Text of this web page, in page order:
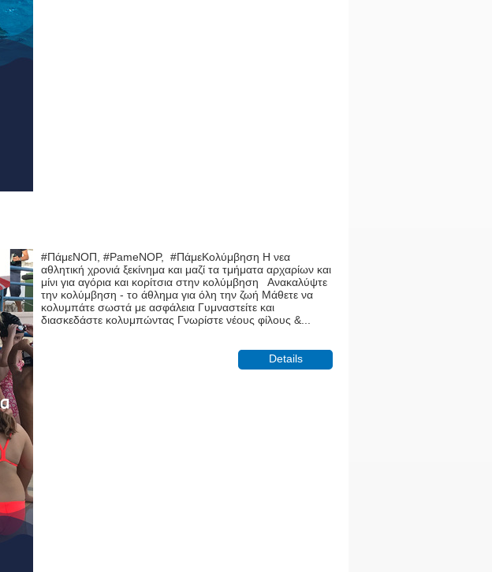
#ΠάμεΝΟΠ, #PameNOP, #ΠάμεΚολύμβηση Η νεα
αθλητική χρονιά ξεκίνημα και μαζί τα τμήματα αρχαρίων και
μίνι για αγόρια και κορίτσια στην κολύμβηση Ανακαλύψτε
την κολύμβηση - το άθλημα για όλη την ζωή Μάθετε να
κολυμπάτε σωστά με ασφάλεια Γυμναστείτε και
διασκεδάστε κολυμπώντας Γνωρίστε νέους φίλους &...
Details